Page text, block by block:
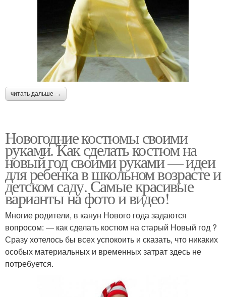
читать дальше →
Новогодние костюмы своими
руками. Как сделать костюм на
новый год своими руками — идеи
для ребенка в школьном возрасте и
детском саду. Самые красивые
варианты на фото и видео!
Многие родители, в канун Нового года задаются
вопросом: — как сделать костюм на старый Новый год ?
Сразу хотелось бы всех успокоить и сказать, что никаких
особых материальных и временных затрат здесь не
потребуется.